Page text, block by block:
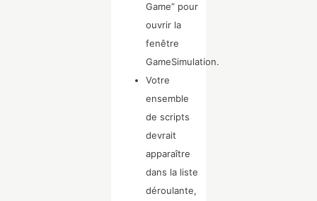
Game” pour
ouvrir la
fenêtre
GameSimulation.
Votre
ensemble
de scripts
devrait
apparaître
dans la liste
déroulante,